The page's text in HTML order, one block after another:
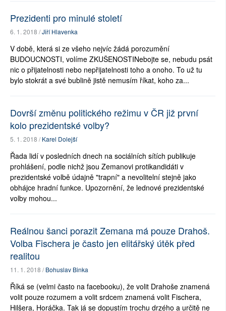
Prezidenti pro minulé století
6. 1. 2018 /Jiří Hlavenka
V době, která si ze všeho nejvíc žádá porozumění
BUDOUCNOSTI, volíme ZKUŠENOSTINebojte se, nebudu psát
nic o přijatelnosti nebo nepřijatelnosti toho a onoho. To už tu
bylo stokrát a své bublině jistě nemusím říkat, koho za...
Dovrší změnu politického režimu v ČR již první
kolo prezidentské volby?
5. 1. 2018 /Karel Dolejší
Řada lidí v posledních dnech na sociálních sítích publikuje
prohlášení, podle nichž jsou Zemanovi protikandidáti v
prezidentské volbě údajně "trapní" a nevolitelní stejně jako
obhájce hradní funkce. Upozornění, že lednové prezidentské
volby mohou...
Reálnou šanci porazit Zemana má pouze Drahoš.
Volba Fischera je často jen elitářský útěk před
realitou
11. 1. 2018 /Bohuslav Binka
Říká se (velmi často na facebooku), že volit Drahoše znamená
volit pouze rozumem a volit srdcem znamená volit Fischera,
Hilšera, Horáčka. Tak já se dopustím trochu drzého a určitě ne